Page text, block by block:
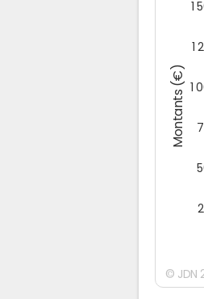
Montants (€) 1
1
© JDN